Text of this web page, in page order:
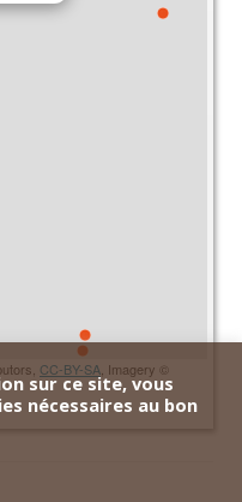
CC-BY-SA , Imagery ©
sur ce site, vous
nécessaires au bon